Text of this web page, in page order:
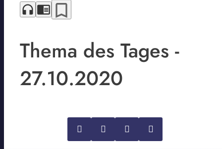
headphones chrome_reader_mode bookmark_border
Thema des Tages -
27.10.2020